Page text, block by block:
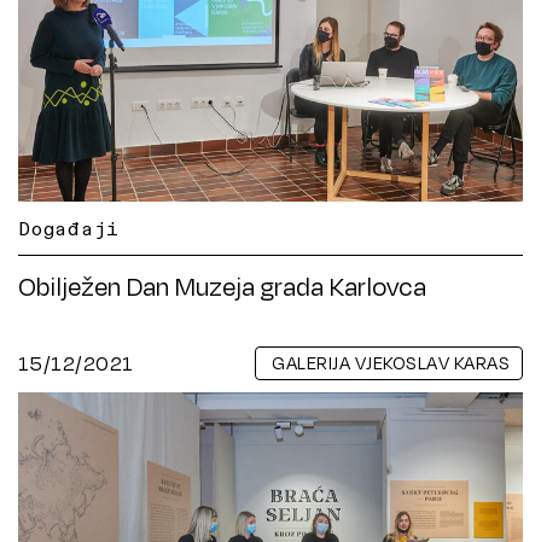
Događaji
Obilježen Dan Muzeja grada Karlovca
15/12/2021 GALERIJA VJEKOSLAV KARAS